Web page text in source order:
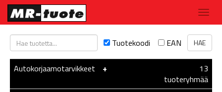
Tuotekoodi EAN
Autokorjaamotarvikkeet +
13
tuoteryhmää